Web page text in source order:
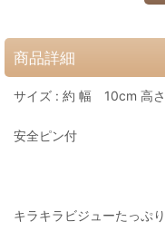
商品詳細
サイズ : 約 幅 10cm 高
安全ピン付
キラキラビジューたっぷ